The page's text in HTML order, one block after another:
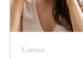
Eventos